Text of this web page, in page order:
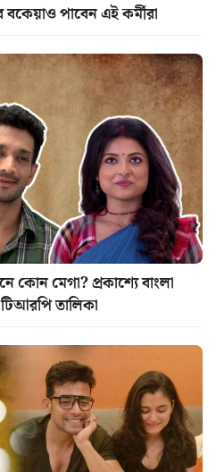
পাবেন এই কর্মীরা
কোন মেগা? প্রকাশ্যে বাংলা
তালিকা